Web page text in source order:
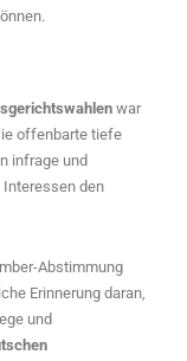
war
offenbarte tiefe
infrage und
den
Abstimmung
Erinnerung daran,
und